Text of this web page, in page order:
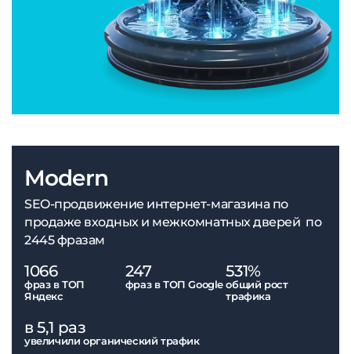
Modern
SEO-продвижение интернет-магазина по
продаже входных и межкомнатных дверей по
2445 фразам
1066
фраз в ТОП
Яндекс
247
фраз в ТОП Google
531%
общий рост
трафика
в 5,1 раз
увеличили органический трафик